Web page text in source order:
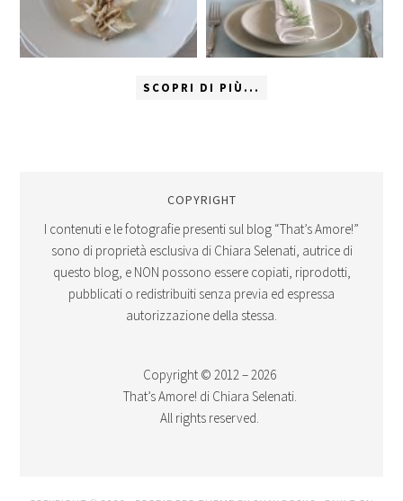
SCOPRI DI PIÙ...
COPYRIGHT
I contenuti e le fotografie presenti sul blog “That’s Amore!”
sono di proprietà esclusiva di Chiara Selenati, autrice di
questo blog, e NON possono essere copiati, riprodotti,
pubblicati o redistribuiti senza previa ed espressa
autorizzazione della stessa.
Copyright © 2012 – 2026
That’s Amore! di Chiara Selenati.
All rights reserved.